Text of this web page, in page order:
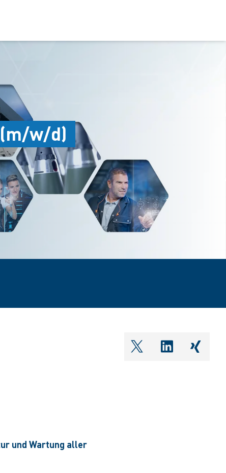
w/d)
shareOntwitter
und Wartung aller